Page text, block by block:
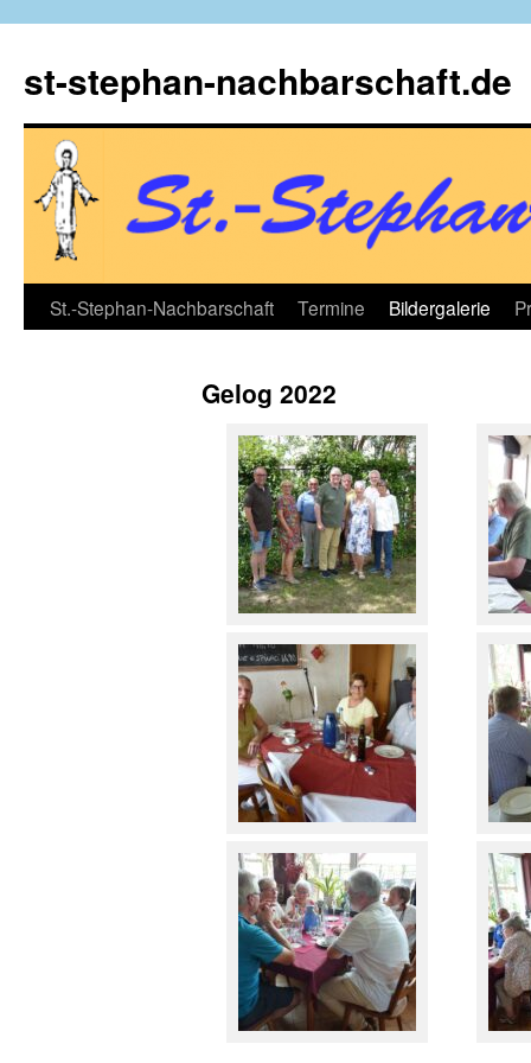
springen
st-stephan-nachbarschaft.de
St.-Stephan-Nachbarschaft Termine Bildergalerie
Gelog 2022